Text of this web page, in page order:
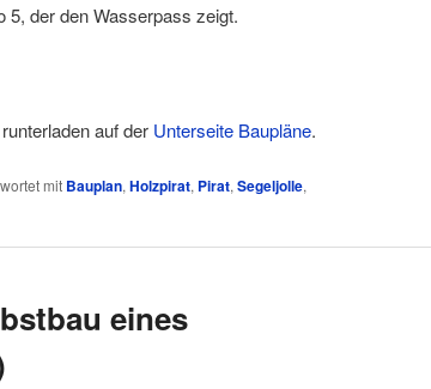
5, der den Wasserpass zeigt.
auf der Unterseite Baupläne.
mit Bauplan, Holzpirat, Pirat, Segeljolle,
eines